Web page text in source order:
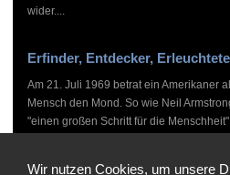
wider....
Erfinder, Entdecker, Erleuchtete
Am 21. Juli 1969 betrat ein Amerikaner
Mensch den Mond. So wie Neil
"einen großen Schritt für die
Wir nutzen Cookies, um unsere